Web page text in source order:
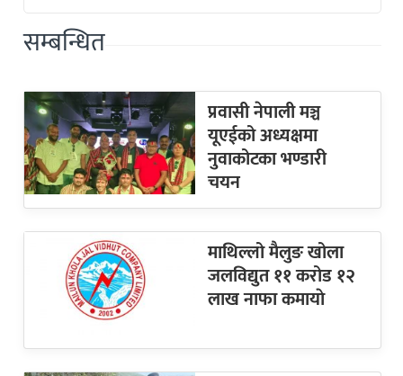
सम्बन्धित
प्रवासी नेपाली मञ्च
यूएईको अध्यक्षमा
नुवाकोटका भण्डारी
चयन
माथिल्लो मैलुङ खोला
जलविद्युत ११ करोड १२
लाख नाफा कमायाे